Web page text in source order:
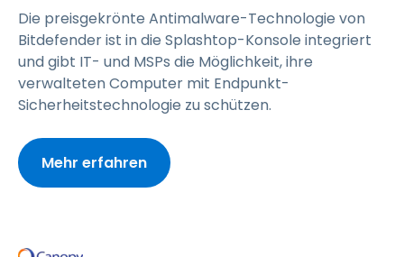
Die preisgekrönte Antimalware-Technologie von
Bitdefender ist in die Splashtop-Konsole integriert
und gibt IT- und MSPs die Möglichkeit, ihre
verwalteten Computer mit Endpunkt-
Sicherheitstechnologie zu schützen.
Mehr erfahren